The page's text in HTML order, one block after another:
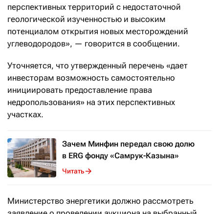
перспективных территорий с недостаточной
геологической изученностью и высоким
потенциалом открытия новых месторождений
углеводородов», — говорится в сообщении.
Уточняется, что утвержденный перечень «дает
инвесторам возможность самостоятельно
инициировать предоставление права
недропользования» на этих перспективных
участках.
Зачем Минфин передал свою долю
в ERG фонду «Самрук-Казына»
Читать
Министерство энергетики должно рассмотреть